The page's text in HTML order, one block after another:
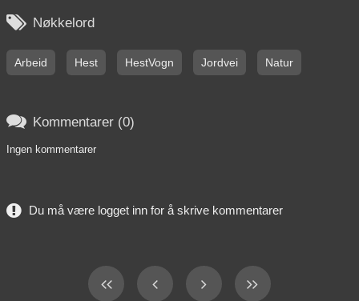
 Nøkkelord
Arbeid Hest HestVogn Jordvei Natur
 Kommentarer (0)
Ingen kommentarer
Du må være logget inn for å skrive kommentarer